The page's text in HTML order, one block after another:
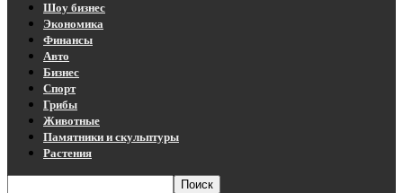
Шоу бизнес
Экономика
Финансы
Авто
Бизнес
Спорт
Грибы
Животные
Памятники и скульптуры
Растения